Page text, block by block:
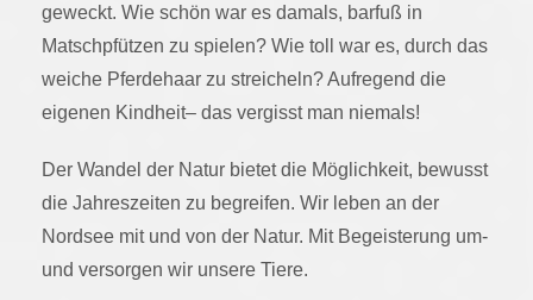
geweckt. Wie schön war es damals, barfuß in
Matschpfützen zu spielen? Wie toll war es, durch das
weiche Pferdehaar zu streicheln? Aufregend die
eigenen Kindheit– das vergisst man niemals!
Der Wandel der Natur bietet die Möglichkeit, bewusst
die Jahreszeiten zu begreifen. Wir leben an der
Nordsee mit und von der Natur. Mit Begeisterung um-
und versorgen wir unsere Tiere.